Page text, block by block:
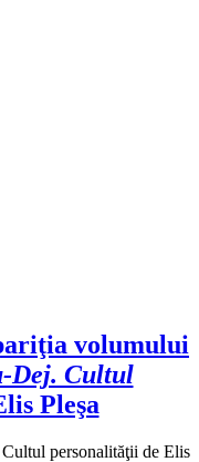
volumului
Dej. Cultul
Pleşa
personalităţii de Elis